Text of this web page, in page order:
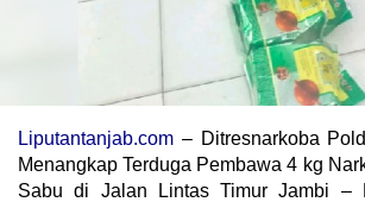
Liputantanjab.com – Ditresnarkoba
Menangkap Terduga Pembawa 4 kg
Sabu di Jalan Lintas Timur Jambi –